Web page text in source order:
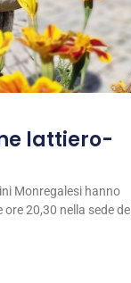
lattiero-
Monregalesi hanno
20,30 nella sede del